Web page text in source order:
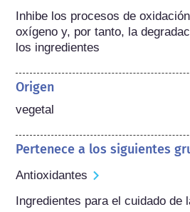
Inhibe los procesos de
oxígeno y, por tanto, la
los ingredientes
Origen
vegetal
Pertenece a los siguientes
Antioxidantes
Ingredientes para el cuidado de